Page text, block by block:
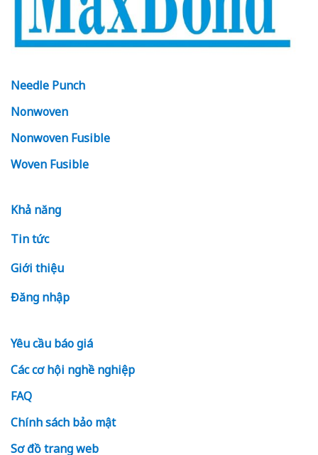
Needle Punch
Nonwoven
Nonwoven Fusible
Woven Fusible
Khả năng
Tin tức
Giới thiệu
Đăng nhập
Yêu cầu báo giá
Các cơ hội nghề nghiệp
FAQ
Chính sách bảo mật
Sơ đồ trang web